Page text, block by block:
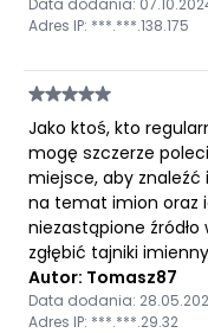
Data dodania:
Adres IP: ***.***.138.175
Jako ktoś, kto
mogę szczerze
miejsce, aby
na temat imion oraz
niezastąpione
zgłębić tajniki
Autor: Tomasz87
Data dodania:
Adres IP: ***.***.29.32